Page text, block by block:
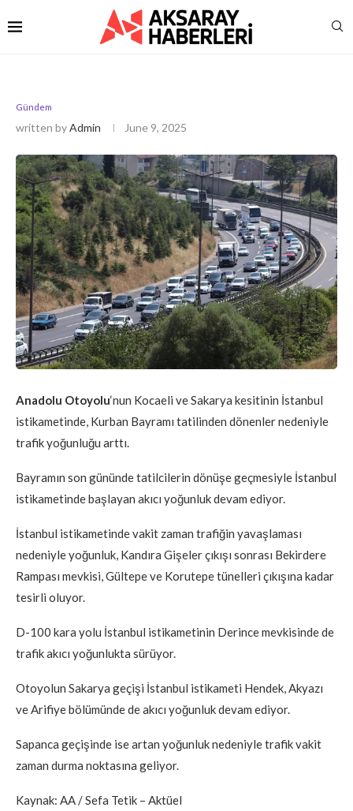
Gündem
written byAdmin June 9, 2025
Anadolu Otoyolu‘nun Kocaeli ve Sakarya kesitinin İstanbul
istikametinde, Kurban Bayramı tatilinden dönenler nedeniyle
trafik yoğunluğu arttı.
Bayramın son gününde tatilcilerin dönüşe geçmesiyle İstanbul
istikametinde başlayan akıcı yoğunluk devam ediyor.
İstanbul istikametinde vakit zaman trafiğin yavaşlaması
nedeniyle yoğunluk, Kandıra Gişeler çıkışı sonrası Bekirdere
Rampası mevkisi, Gültepe ve Korutepe tünelleri çıkışına kadar
tesirli oluyor.
D-100 kara yolu İstanbul istikametinin Derince mevkisinde de
trafik akıcı yoğunlukta sürüyor.
Otoyolun Sakarya geçişi İstanbul istikameti Hendek, Akyazı
ve Arifiye bölümünde de akıcı yoğunluk devam ediyor.
Sapanca geçişinde ise artan yoğunluk nedeniyle trafik vakit
zaman durma noktasına geliyor.
Kaynak: AA / Sefa Tetik – Aktüel